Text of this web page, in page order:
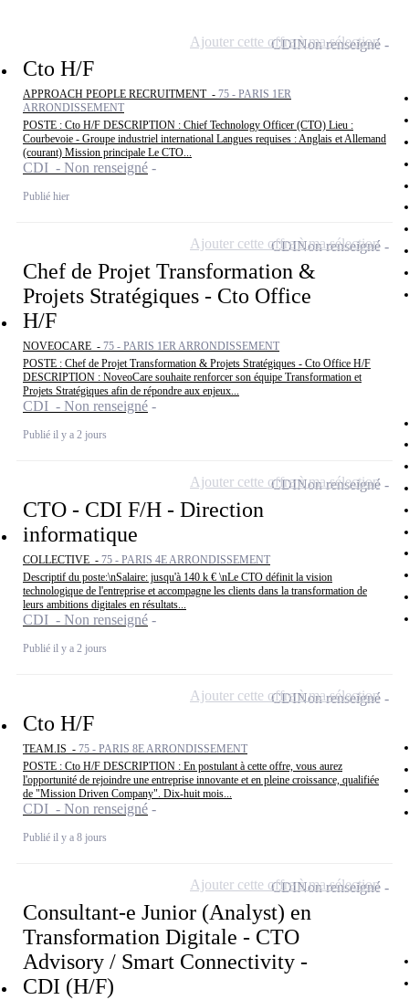
Cto H/F
APPROACH PEOPLE RECRUITMENT - 75 - PARIS 1ER
ARRONDISSEMENT
POSTE : Cto H/F DESCRIPTION : Chief Technology Officer (CTO) Lieu :
Courbevoie - Groupe industriel international Langues requises : Anglais et Allemand
(courant) Mission principale Le CTO...
CDI - Non renseigné
Publié hier
CDINon renseigné
Ajouter cette offre à ma sélection
Chef de Projet Transformation &
Projets Stratégiques - Cto Office
H/F
NOVEOCARE - 75 - PARIS 1ER ARRONDISSEMENT
POSTE : Chef de Projet Transformation & Projets Stratégiques - Cto Office H/F
DESCRIPTION : NoveoCare souhaite renforcer son équipe Transformation et
Projets Stratégiques afin de répondre aux enjeux...
CDI - Non renseigné
Publié il y a 2 jours
CDINon renseigné
Ajouter cette offre à ma sélection
CTO - CDI F/H - Direction
informatique
COLLECTIVE - 75 - PARIS 4E ARRONDISSEMENT
Descriptif du poste:\nSalaire: jusqu'à 140 k € \nLe CTO définit la vision
technologique de l'entreprise et accompagne les clients dans la transformation de
leurs ambitions digitales en résultats...
CDI - Non renseigné
Publié il y a 2 jours
CDINon renseigné
Ajouter cette offre à ma sélection
Cto H/F
TEAM.IS - 75 - PARIS 8E ARRONDISSEMENT
POSTE : Cto H/F DESCRIPTION : En postulant à cette offre, vous aurez
l'opportunité de rejoindre une entreprise innovante et en pleine croissance, qualifiée
de "Mission Driven Company". Dix-huit mois...
CDI - Non renseigné
Publié il y a 8 jours
CDINon renseigné
Ajouter cette offre à ma sélection
Consultant-e Junior (Analyst) en
Transformation Digitale - CTO
Advisory / Smart Connectivity -
CDI (H/F)
CDINon renseigné
Ajouter cette offre à ma sélection